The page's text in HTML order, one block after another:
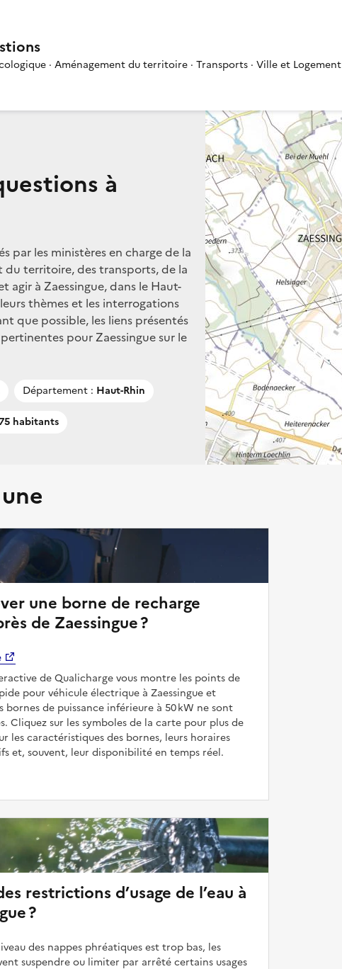
· Aménagement du territoire · Transports · Ville et Logement
à
par les ministères en charge de la
territoire, des transports, de la
à Zaessingue, dans le Haut-
thèmes et les interrogations
que possible, les liens présentés
pour Zaessingue sur le
Département : Haut-Rhin
habitants
une borne de recharge
de Zaessingue ?
de Qualicharge vous montre les points de
pour véhicule électrique à Zaessingue et
bornes de puissance inférieure à 50 kW ne sont
Cliquez sur les symboles de la carte pour plus de
les caractéristiques des bornes, leurs horaires
et, souvent, leur disponibilité en temps réel.
restrictions d’usage de l’eau à
?
des nappes phréatiques est trop bas, les
suspendre ou limiter par arrêté certains usages